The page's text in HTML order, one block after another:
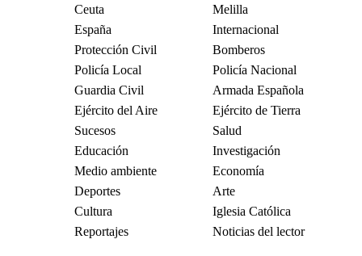
Ceuta
Melilla
España
Internacional
Protección Civil
Bomberos
Policía Local
Policía Nacional
Guardia Civil
Armada Española
Ejército del Aire
Ejército de Tierra
Sucesos
Salud
Educación
Investigación
Medio ambiente
Economía
Deportes
Arte
Cultura
Iglesia Católica
Reportajes
Noticias del lector